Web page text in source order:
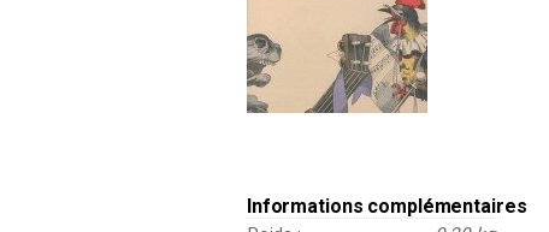
Informations complémentaires